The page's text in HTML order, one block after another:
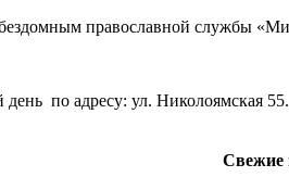
православной службы
по адресу: ул. Николоямская 55.
Свежие